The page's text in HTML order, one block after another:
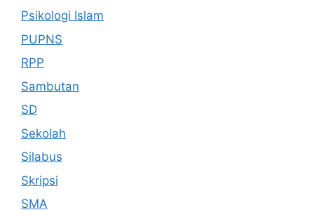
Psikologi Islam
PUPNS
RPP
Sambutan
SD
Sekolah
Silabus
Skripsi
SMA